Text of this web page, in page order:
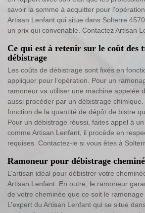
savoir la somme à acquitter pour
Artisan Lenfant qui situe dans Solterre
un prix qui convenable. Contactez Artisan
Ce qui est à retenir sur le coût des
débistrage
Les coûts de débistrage sont fixés en
appliquer pour l’opération. Pour un
ramoneur va utiliser une machine appelée
aussi procéder par un débistrage chimique.
fonction de la quantité de dépôt de bistre
Pour un débistrage réussi, faites appel à
comme Artisan Lenfant, il procède en
requises. Contactez-le si vous êtes à
Ramoneur pour débistrage
L’artisan idéal pour débistrer votre
Artisan Lenfant. En outre, le ramoneur
de votre cheminée que ce soit le ramonage
L’expert du Artisan Lenfant qui se situe